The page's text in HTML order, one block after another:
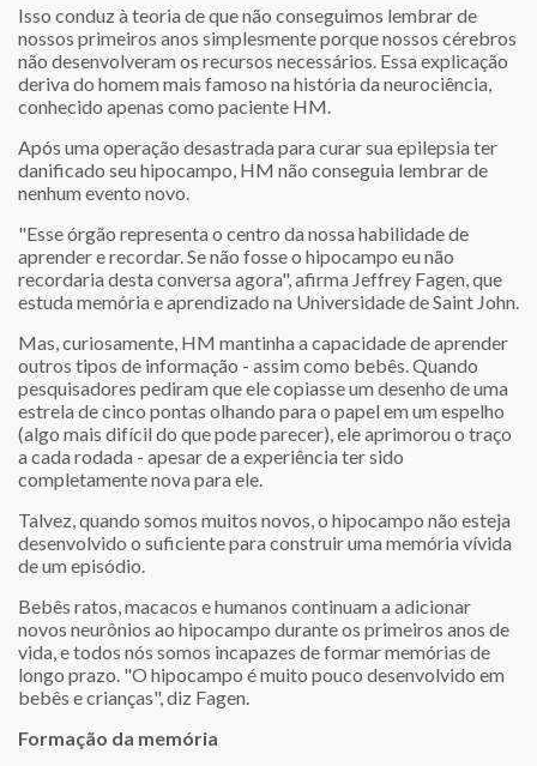
Isso conduz à teoria de que não conseguimos lembrar de
nossos primeiros anos simplesmente porque nossos cérebros
não desenvolveram os recursos necessários. Essa explicação
deriva do homem mais famoso na história da neurociência,
conhecido apenas como paciente HM.
Após uma operação desastrada para curar sua epilepsia ter
danificado seu hipocampo, HM não conseguia lembrar de
nenhum evento novo.
"Esse órgão representa o centro da nossa habilidade de
aprender e recordar. Se não fosse o hipocampo eu não
recordaria desta conversa agora", afirma Jeffrey Fagen, que
estuda memória e aprendizado na Universidade de Saint John.
Mas, curiosamente, HM mantinha a capacidade de aprender
outros tipos de informação - assim como bebês. Quando
pesquisadores pediram que ele copiasse um desenho de uma
estrela de cinco pontas olhando para o papel em um espelho
(algo mais difícil do que pode parecer), ele aprimorou o traço
a cada rodada - apesar de a experiência ter sido
completamente nova para ele.
Talvez, quando somos muitos novos, o hipocampo não esteja
desenvolvido o suficiente para construir uma memória vívida
de um episódio.
Bebês ratos, macacos e humanos continuam a adicionar
novos neurônios ao hipocampo durante os primeiros anos de
vida, e todos nós somos incapazes de formar memórias de
longo prazo. "O hipocampo é muito pouco desenvolvido em
bebês e crianças", diz Fagen.
Formação da memória